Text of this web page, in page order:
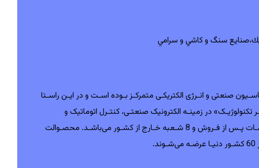
‫کمپانـی ‪ INVT‬بعنـوان یکـی از بزرگترین سـازندگان اینورتـر (درایو) در ‫آسـیا از زمـان تاسـیس در سـال ‪ 2002‬بـر دو حـوزه اتوماسـیون صنعتی‬ ‫و انـرژی الکتریکـی متمرکـز بـوده اسـت و در ایـن راسـتا
IT‬شـده اسـت‪.‬‬‫‪ INVT‬در حـال حاضـر دارای ‪ 16‬شـرکت تابعـه‪ ،‬بیـش از ‪ 3500‬کارمنـد‪،‬‬ ‫افـزون بـر 30‬دفتـر داخلـی و مرکـز خدمـات پـس از فـروش و ‪ 8‬شـعبه‬ ‫خـارج از کشـور می‌باشـد‪ .‬محصـوالت